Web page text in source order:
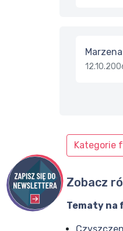
Kategorie
Zobacz
Tematy na